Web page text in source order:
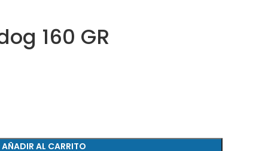
160 GR
AÑADIR AL CARRITO